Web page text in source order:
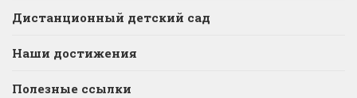
Дистанционный детский сад
Наши достижения
Полезные ссылки